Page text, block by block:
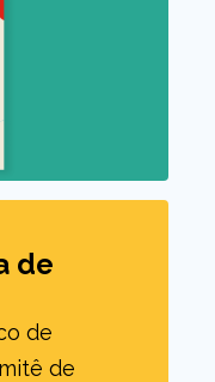
de
de
de